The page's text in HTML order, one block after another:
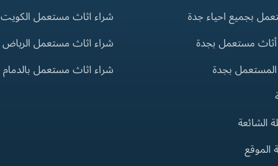
بجميع احياء جدة
أثاث مستعمل بجدة
بجدة
الشائعة
الموقع
شراء اثاث مستعمل الكويت
شراء اثاث مستعمل الرياض
شراء اثاث مستعمل بالدمام